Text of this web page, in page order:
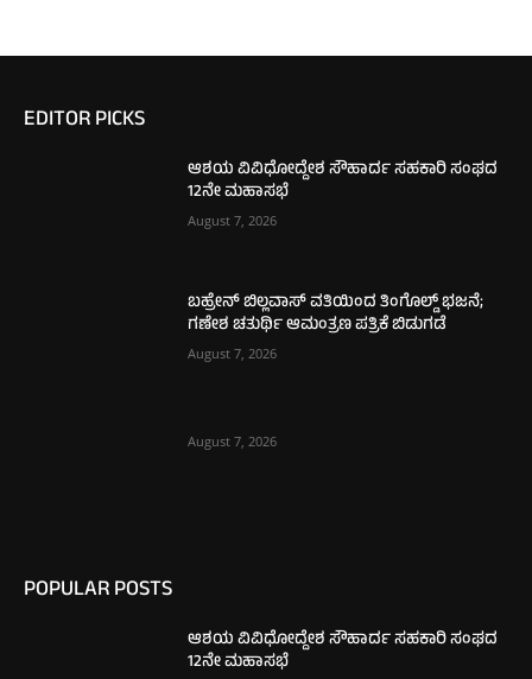
EDITOR PICKS
ಆಶಯ ವಿವಿಧೋದ್ದೇಶ ಸೌಹಾರ್ದ ಸಹಕಾರಿ ಸಂಘದ
12ನೇ ಮಹಾಸಭೆ
August 7, 2026
ಬಹ್ರೇನ್ ಬಿಲ್ಲವಾಸ್ ವತಿಯಿಂದ ತಿಂಗೊಲ್ಡ್ ಭಜನೆ;
ಗಣೇಶ ಚತುರ್ಥಿ ಆಮಂತ್ರಣ ಪತ್ರಿಕೆ ಬಿಡುಗಡೆ
August 7, 2026
August 7, 2026
POPULAR POSTS
ಆಶಯ ವಿವಿಧೋದ್ದೇಶ ಸೌಹಾರ್ದ ಸಹಕಾರಿ ಸಂಘದ
12ನೇ ಮಹಾಸಭೆ